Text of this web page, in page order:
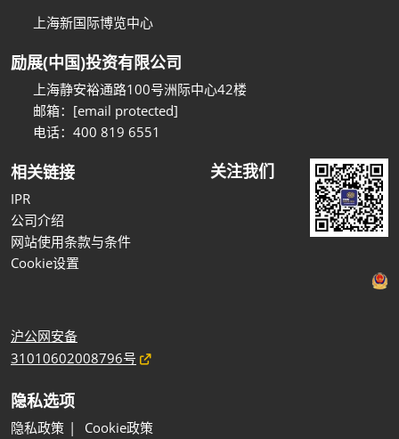
上海新国际博览中心
励展(中国)投资有限公司
上海静安裕通路100号洲际中心42楼
邮箱： [email protected]
电话：400 819 6551
相关链接
IPR
公司介绍
网站使用条款与条件
Cookie设置
关注我们
沪公网安备
31010602008796号
隐私选项
隐私政策 Cookie政策